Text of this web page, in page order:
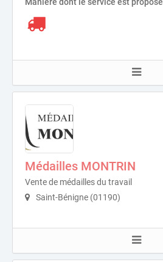
Manière dont le service est proposé
Médailles MONTRIN
Vente de médailles du travail
Saint-Bénigne (01190)